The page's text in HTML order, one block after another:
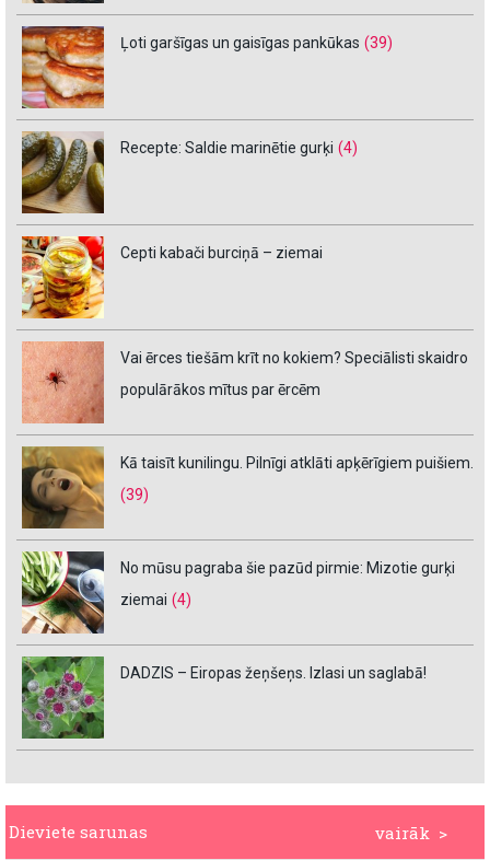
Ļoti garšīgas un gaisīgas pankūkas (39)
Recepte: Saldie marinētie gurķi (4)
Cepti kabači burciņā – ziemai
Vai ērces tiešām krīt no kokiem? Speciālisti skaidro
populārākos mītus par ērcēm
Kā taisīt kunilingu. Pilnīgi atklāti apķērīgiem puišiem.
(39)
No mūsu pagraba šie pazūd pirmie: Mizotie gurķi
ziemai (4)
DADZIS – Eiropas žeņšeņs. Izlasi un saglabā!
vairāk >
Dieviete sarunas